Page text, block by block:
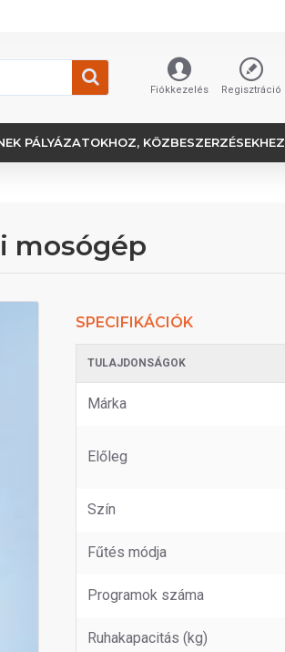
Fiókkezelés Regisztráció
PÁLYÁZATOKHOZ, KÖZBESZERZÉSEKHEZ
mosógép
SPECIFIKÁCIÓK
TULAJDONSÁGOK
Márka
Előleg
Szín
Fűtés módja
Programok száma
Ruhakapacitás (kg)